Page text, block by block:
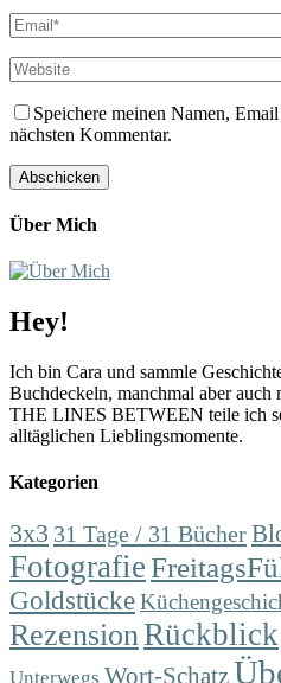
Speichere meinen Namen,
nächsten Kommentar.
Über Mich
Hey!
Ich bin Cara und sammle
Buchdeckeln, manchmal aber
THE LINES BETWEEN teile ich
alltäglichen Lieblingsmomente.
Kategorien
3x3 31 Tage / 31 Bücher
Fotografie
Goldstücke
RezensionRückblick
Unterwegs Wort-Schatz